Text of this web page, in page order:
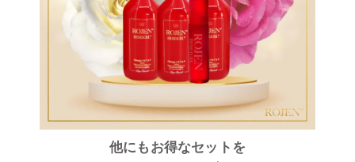
他にもお得なセットを